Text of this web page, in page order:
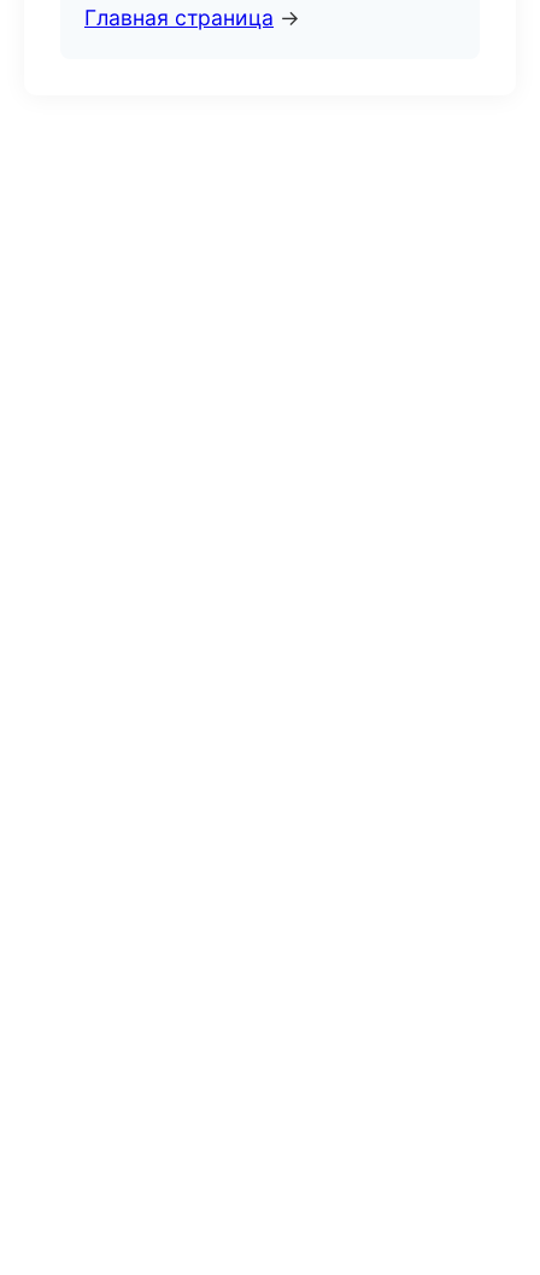
Главная страница →